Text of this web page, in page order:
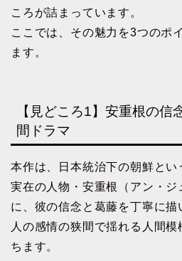
ころが詰まっています。
ここでは、その魅力を3つのポ
ます。
【見どころ1】安重根の信
間ドラマ
本作は、日本統治下の朝鮮とい
実在の人物・安重根（アン・ジ
に、彼の信念と葛藤を丁寧に描
人の感情の狭間で揺れる人間
ちます。